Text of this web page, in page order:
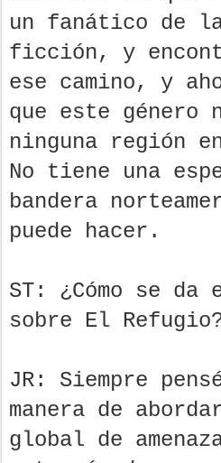
un fanático de
ficción, y
ese camino, y
que este género
ninguna región
No tiene una
bandera
puede hacer.
ST: ¿Cómo se da
sobre El
JR: Siempre
manera de
global de